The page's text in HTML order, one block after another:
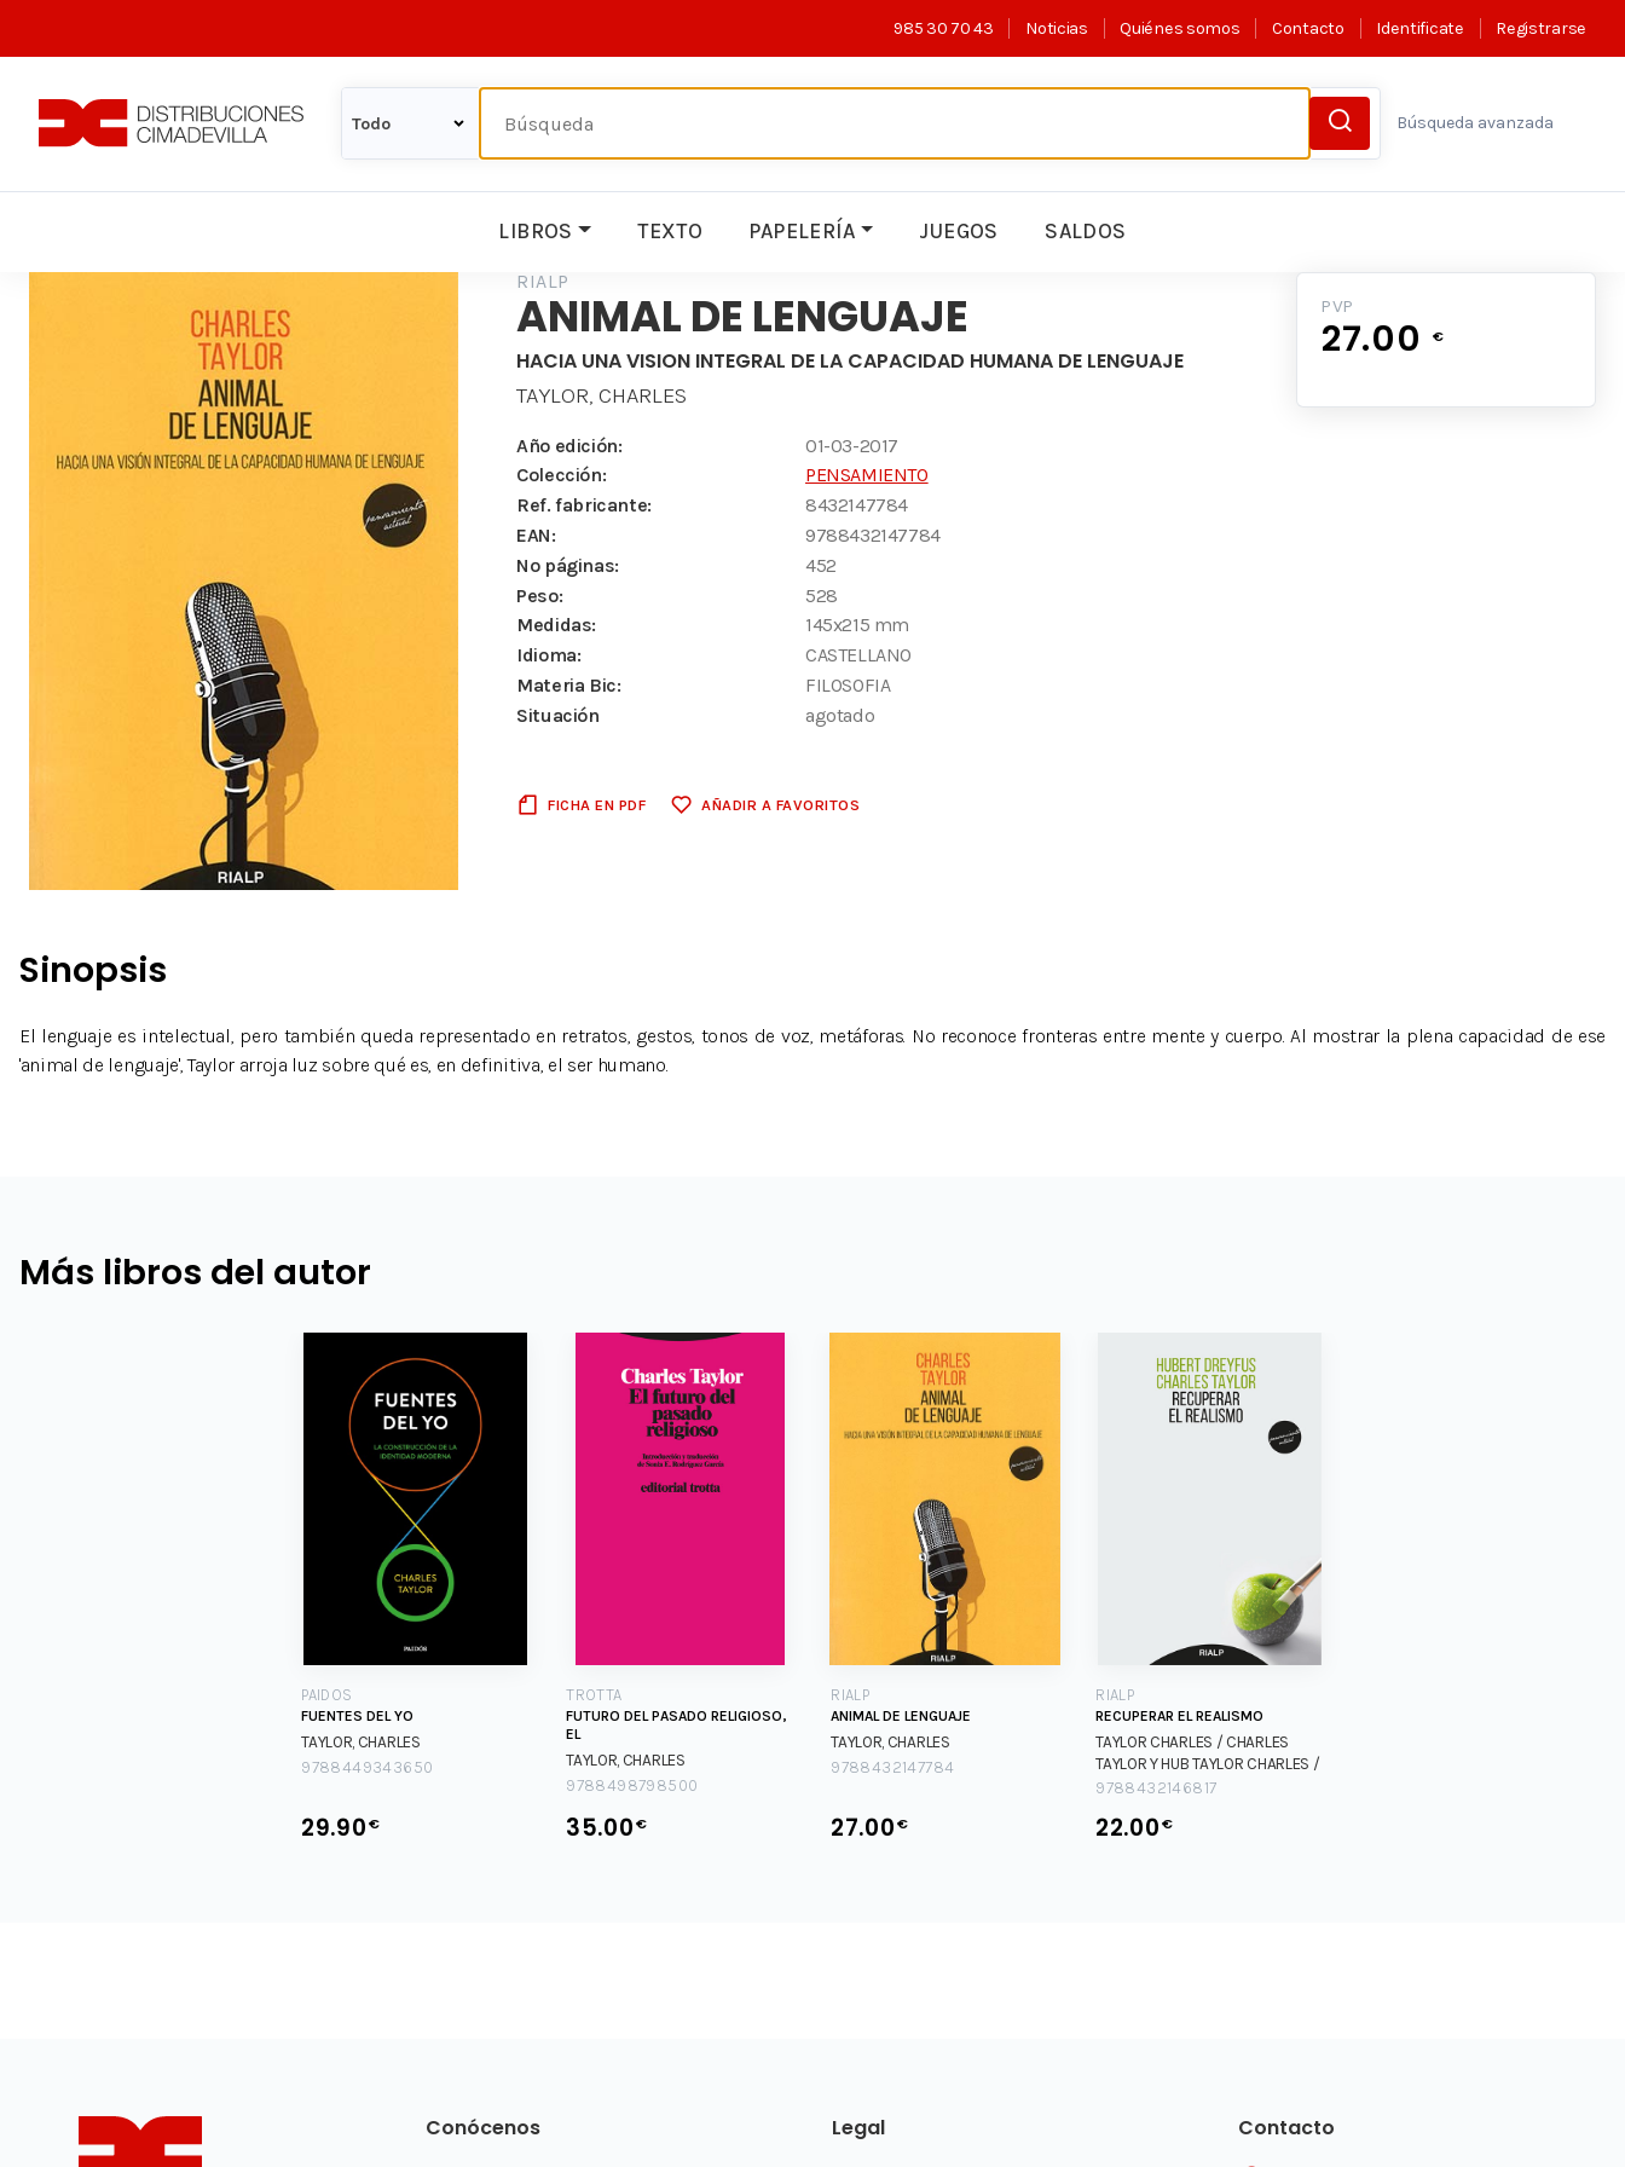
985 30 70 43 Noticias Quiénes somos Contacto Identificate Registrarse
Búsqueda avanzada
LIBROS TEXTO PAPELERÍA JUEGOS SALDOS
RIALP
ANIMAL DE LENGUAJE
HACIA UNA VISION INTEGRAL DE LA CAPACIDAD HUMANA DE LENGUAJE
TAYLOR, CHARLES
Año edición:
01-03-2017
Colección:
PENSAMIENTO
Ref. fabricante:
8432147784
EAN:
9788432147784
Nº páginas:
452
Peso:
528
Medidas:
145x215 mm
Idioma:
CASTELLANO
Materia Bic:
FILOSOFIA
Situación
agotado
FICHA EN PDF AÑADIR A FAVORITOS
PVP
27.00 €
Sinopsis
El lenguaje es intelectual, pero también queda representado en retratos, gestos, tonos de voz, metáforas. No reconoce fronteras entre mente y cuerpo. Al mostrar la plena capacidad de ese
'animal de lenguaje', Taylor arroja luz sobre qué es, en definitiva, el ser humano.
Más libros del autor
PAIDOS
FUENTES DEL YO
TAYLOR, CHARLES
9788449343650
29.90€
TROTTA
FUTURO DEL PASADO RELIGIOSO,
EL
TAYLOR, CHARLES
9788498798500
35.00€
RIALP
ANIMAL DE LENGUAJE
TAYLOR, CHARLES
9788432147784
27.00€
RIALP
RECUPERAR EL REALISMO
TAYLOR CHARLES / CHARLES
TAYLOR Y HUB TAYLOR CHARLES /
CHARLES TAYLOR Y HUB
9788432146817
22.00€
Conócenos Legal Contacto